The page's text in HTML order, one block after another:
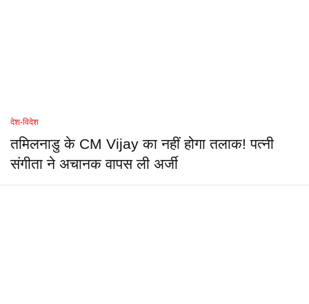
देश-विदेश
तमिलनाडु के CM Vijay का नहीं होगा तलाक! पत्नी
संगीता ने अचानक वापस ली अर्जी